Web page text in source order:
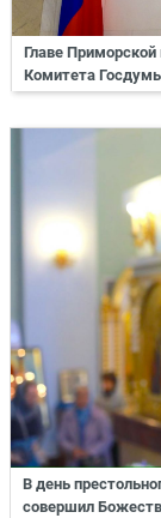
Главе Приморской
Комитета
В день
совершил